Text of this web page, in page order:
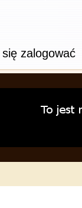
zalogować